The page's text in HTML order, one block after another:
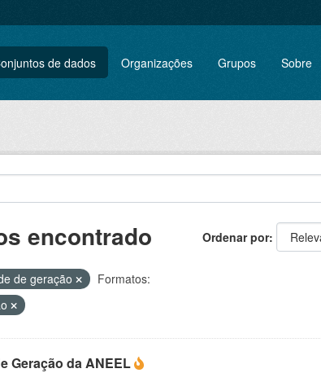
de dados Organizações Grupos Sobre
Ordenar por
encontrado
de geração
Formatos:
Geração da ANEEL